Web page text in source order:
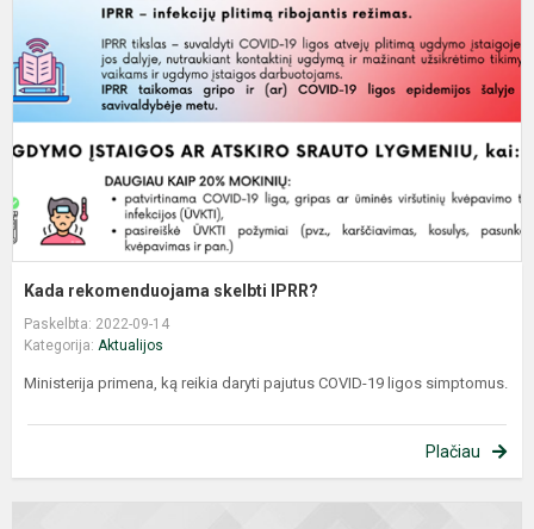
Kada rekomenduojama skelbti IPRR?
Paskelbta: 2022-09-14
Kategorija: Aktualijos
Ministerija primena, ką reikia daryti pajutus COVID-19 ligos simptomus.
Plačiau